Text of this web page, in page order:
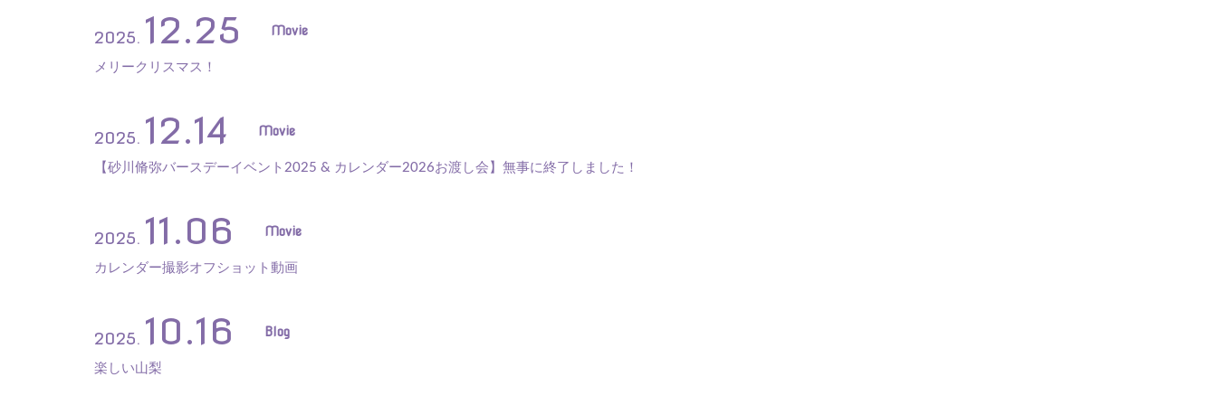
2025. 12.25 Movie
メリークリスマス！
2025. 12.14 Movie
【砂川脩弥バースデーイベント2025 & カレンダー2026お渡し会】無事に終了しました！
2025. 11.06 Movie
カレンダー撮影オフショット動画
2025. 10.16 Blog
楽しい山梨